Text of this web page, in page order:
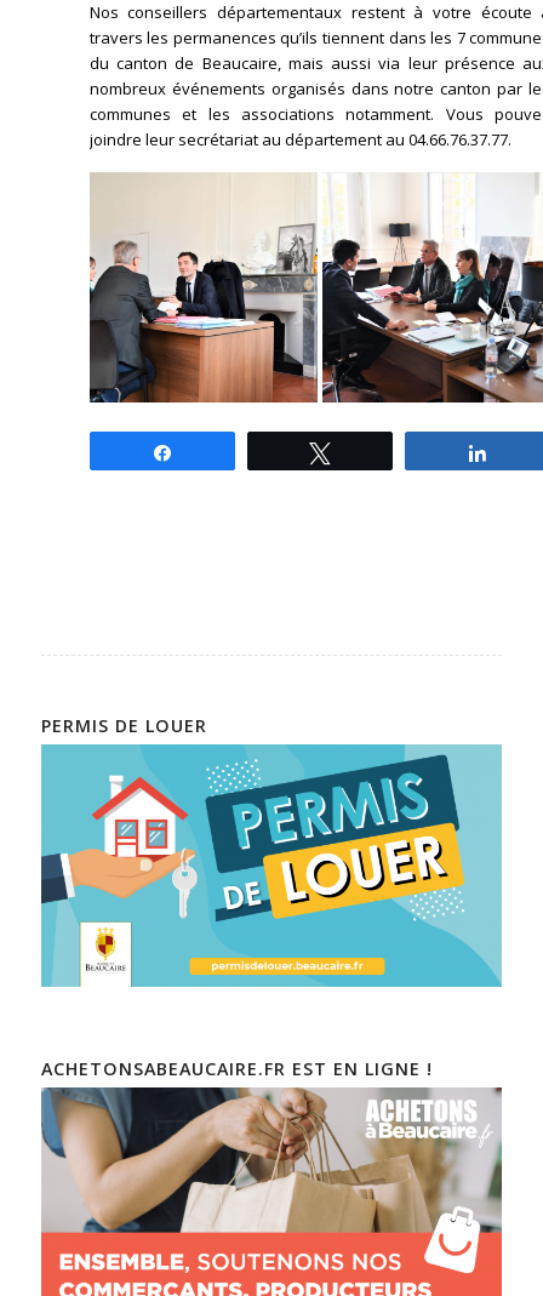
Nos conseillers départementaux restent à votre écoute
travers les permanences qu’ils tiennent dans les 7
du canton de Beaucaire, mais aussi via leur présence
nombreux événements organisés dans notre canton par
communes et les associations notamment. Vous
joindre leur secrétariat au département au 04.66.76.37.77.
PERMIS DE LOUER
ACHETONSABEAUCAIRE.FR EST EN LIGNE !